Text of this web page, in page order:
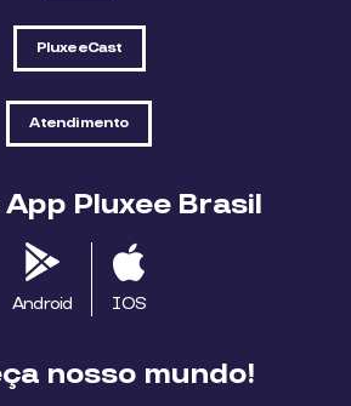
PluxeeCast
Atendimento
App Pluxee Brasil
Android IOS
nosso mundo!